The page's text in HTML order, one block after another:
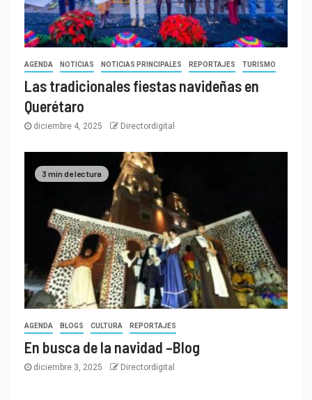
AGENDA NOTICIAS NOTICIAS PRINCIPALES REPORTAJES TURISMO
Las tradicionales fiestas navideñas en
Querétaro
diciembre 4, 2025 Directordigital
3 min de lectura
AGENDA BLOGS CULTURA REPORTAJES
En busca de la navidad –Blog
diciembre 3, 2025 Directordigital